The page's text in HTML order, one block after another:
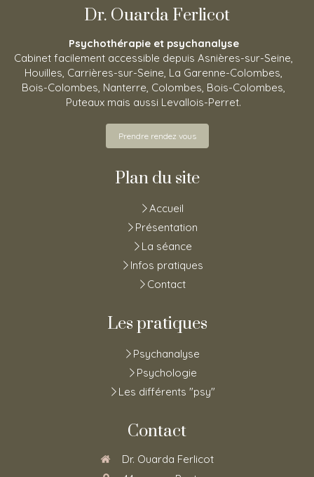
Dr. Ouarda Ferlicot
Psychothérapie et psychanalyse
Cabinet facilement accessible depuis Asnières-sur-Seine,
Houilles, Carrières-sur-Seine, La Garenne-Colombes,
Bois-Colombes, Nanterre, Colombes, Bois-Colombes,
Puteaux mais aussi Levallois-Perret.
Prendre rendez vous
Plan du site
Accueil
Présentation
La séance
Infos pratiques
Contact
Les pratiques
Psychanalyse
Psychologie
Les différents "psy"
Contact
Dr. Ouarda Ferlicot